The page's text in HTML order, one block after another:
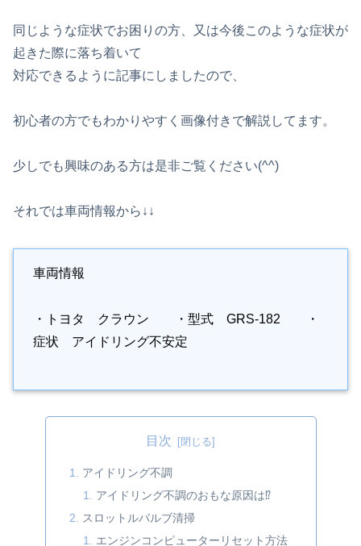
同じような症状でお困りの方、又は今後このような症状が
起きた際に落ち着いて
対応できるように記事にしましたので、
初心者の方でもわかりやすく画像付きで解説してます。
少しでも興味のある方は是非ご覧ください(^^)
それでは車両情報から↓↓
車両情報
・トヨタ クラウン ・型式 GRS-182 ・
症状 アイドリング不安定
目次
アイドリング不調
アイドリング不調のおもな原因は⁉
スロットルバルブ清掃
エンジンコンピューターリセット方法